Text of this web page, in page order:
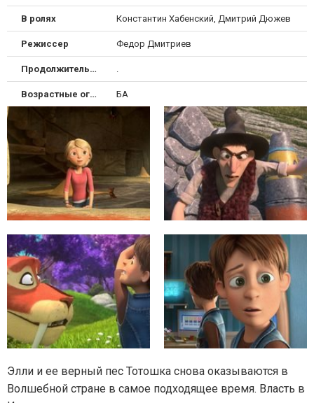
В ролях Константин Хабенский, Дмитрий Дюжев
Режиссер Федор Дмитриев
Продолжительность
Возрастные ограничения БА
Элли и ее верный пес Тотошка снова оказываются в
Волшебной стране в самое подходящее время. Власть в